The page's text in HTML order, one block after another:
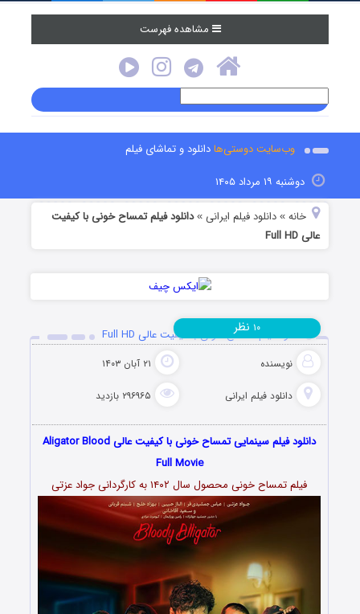
مشاهده فهرست
وب‌سایت دوستی‌هادانلود و تماشای فیلم
دوشنبه ۱۹ مرداد ۱۴۰۵
خانه »دانلود فیلم‌ ایرانی »دانلود فیلم تمساح خونی با کیفیت
عالی Full HD
دانلود فیلم تمساح خونی با کیفیت عالی Full HD
نویسنده ۲۱ آبان ۱۴۰۳
دانلود فیلم‌ ایرانی ۲۹۶۹۶۵ بازدید
۱۰ نظر
دانلود فیلم سینمایی تمساح خونی با کیفیت عالی Aligator Blood
Full Movie
فیلم تمساح خونی محصول سال ۱۴۰۲ به کارگردانی جواد عزتی